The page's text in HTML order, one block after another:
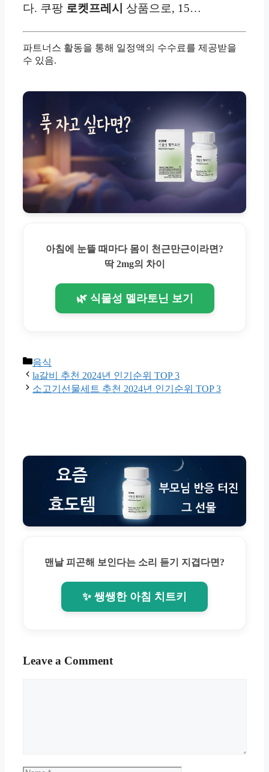
다. 쿠팡 로켓프레시 상품으로, 15…
파트너스 활동을 통해 일정액의 수수료를 제공받을
수 있음.
아침에 눈뜰 때마다 몸이 천근만근이라면?
딱 2mg의 차이
🌿 식물성 멜라토닌 보기
Categories
음식
la갈비 추천 2024년 인기순위 TOP 3
소고기선물세트 추천 2024년 인기순위 TOP 3
맨날 피곤해 보인다는 소리 듣기 지겹다면?
✨ 쌩쌩한 아침 치트키
Leave a Comment